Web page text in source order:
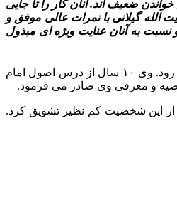
ضعیف اند. آنان کار را تا جایى
الله گیلانى با نمرات عالى موفق و
نسبت به آنان عنایت ویژه اى مبذول
آیت الله گیلانى بى شک یکى از ممتازترین دانش آموختگان مکتب علمى و معنوى و سیاسى حضرت امام خمینى قدس سره به شمار مى رود. وى ۱۰ سال از درس اصول امام
و معرفى وى صادر مى فرمود.
از این شخصیت کم نظیر تشویق کرد.